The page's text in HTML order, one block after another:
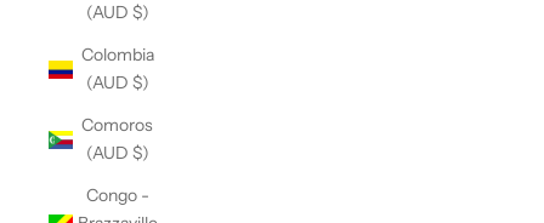
(AUD $)
Colombia
(AUD $)
Comoros
(AUD $)
Congo -